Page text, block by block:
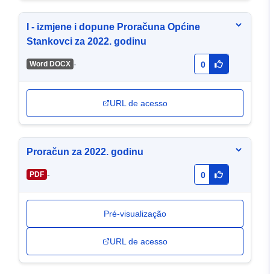
I - izmjene i dopune Proračuna Općine
Stankovci za 2022. godinu
Word DOCX - 0
URL de acesso
Proračun za 2022. godinu
PDF - 0
Pré-visualização
URL de acesso